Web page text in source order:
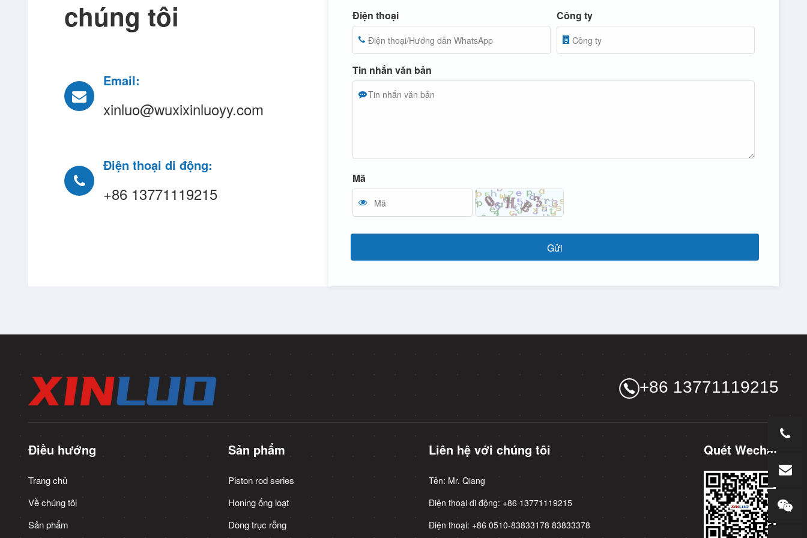
chúng tôi
Email:
xinluo@wuxixinluoyy.com
Điện thoại di động:
+86 13771119215
Điện thoại Công ty
Tin nhắn văn bản
Mã
Gửi
+86 13771119215
Điều hướng
Trang chủ
Về chúng tôi
Sản phẩm
Sản phẩm
Piston rod series
Honing ống loạt
Dòng trục rỗng
Liên hệ với chúng tôi
Tên: Mr. Qiang
Điện thoại di động: +86 13771119215
Điện thoại: +86 0510-83833178 83833378
Quét Wechat